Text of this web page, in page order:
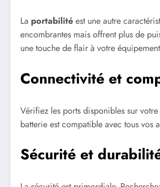
La portabilitéest une autre
encombrantes mais offrent plus de
une touche de flair à votre
Connectivité et
Vérifiez les ports disponibles sur
batterie est compatible avec tous vos
Sécurité et